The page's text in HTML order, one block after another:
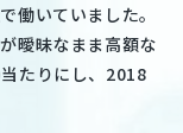
働いていました。
曖昧なまま高額な
たりにし、2018